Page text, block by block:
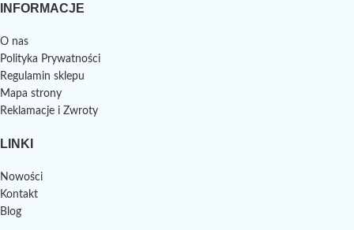
INFORMACJE
O nas
Polityka Prywatności
Regulamin sklepu
Mapa strony
Reklamacje i Zwroty
LINKI
Nowości
Kontakt
Blog